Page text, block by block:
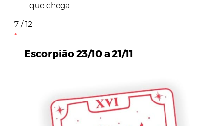
que chega.
7 / 12
Escorpião 23/10 a 21/11